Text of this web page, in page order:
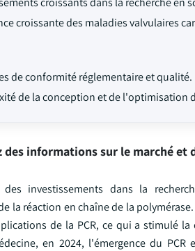
croissante des maladies valvulaires
de conformité réglementaire et qualité.
de la conception et de l'optimisation
des informations sur le marché et
des investissements dans la
la réaction en chaîne de la
de la PCR, ce qui a stimulé
en 2024, l'émergence du